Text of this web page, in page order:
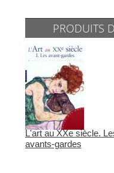
PRODUITS
L'art au XXe siècle.
avants-gardes